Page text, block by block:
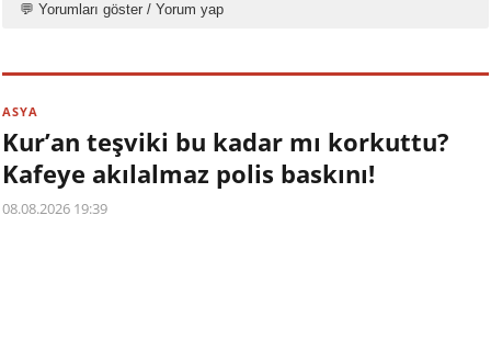
💬 Yorumları göster / Yorum yap
ASYA
Kur’an teşviki bu kadar mı korkuttu?
Kafeye akılalmaz polis baskını!
08.08.2026 19:39